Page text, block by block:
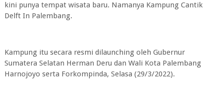
kini punya tempat wisata baru. Namanya Kampung Cantik
Delft In Palembang.
Kampung itu secara resmi dilaunching oleh Gubernur
Sumatera Selatan Herman Deru dan Wali Kota Palembang
Harnojoyo serta Forkompinda, Selasa (29/3/2022).